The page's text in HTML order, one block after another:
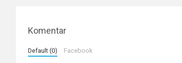
Komentar
Default (0) Facebook